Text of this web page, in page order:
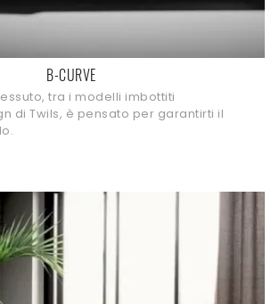
B-CURVE
tra i modelli imbottiti
di Twils, è pensato per garantirti il